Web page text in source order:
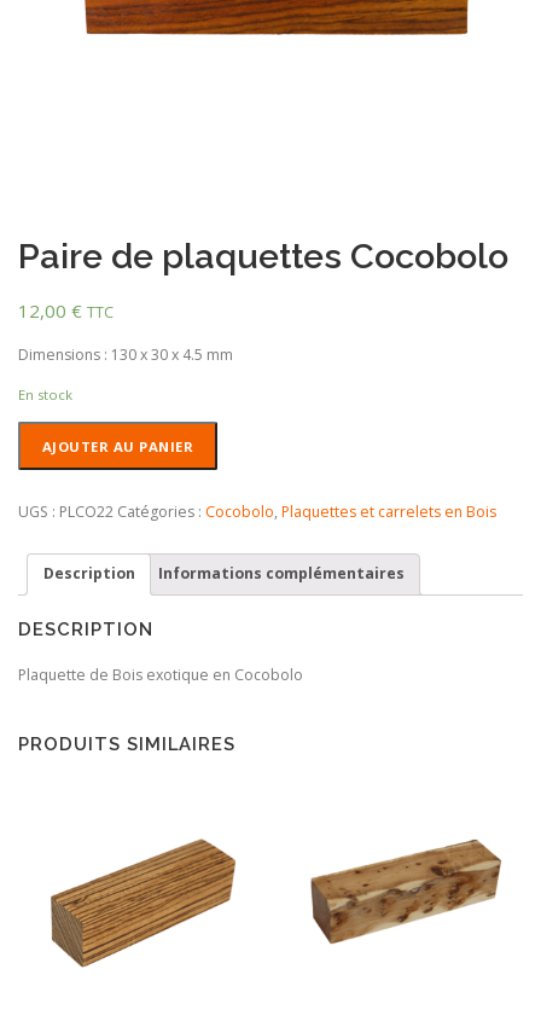
Paire de plaquettes Cocobolo
12,00 € TTC
Dimensions : 130 x 30 x 4.5 mm
En stock
de
Cocobolo
AJOUTER AU PANIER
UGS : PLCO22 Catégories : Cocobolo, Plaquettes et carrelets en Bois
Description Informations complémentaires
DESCRIPTION
Plaquette de Bois exotique en Cocobolo
PRODUITS SIMILAIRES